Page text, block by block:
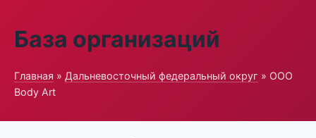
База организаций
Главная » Дальневосточный федеральный округ » ООО
Body Art